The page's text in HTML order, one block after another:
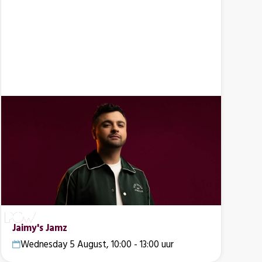
Jaimy's Jamz
Wednesday 5 August, 10:00 - 13:00 uur